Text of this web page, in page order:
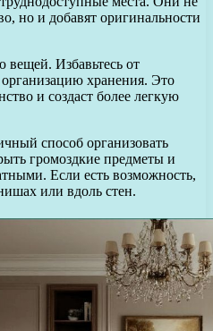
но и добавят оригинальности
вещей. Избавьтесь от
хранения. Это
и создаст более легкую
способ организовать
громоздкие предметы и
Если есть возможность,
или вдоль стен.